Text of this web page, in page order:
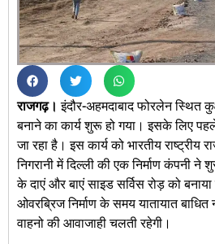
राजगढ़। इंदौर-अहमदाबाद फोरलेन स्थित
बनाने का कार्य शुरू हो गया। इसके लिए
जा रहा है। इस कार्य को भारतीय राष्ट्रीय
निगरानी में दिल्ली की एक निर्माण कंपनी ने
के दाएं और बाएं साइड सर्विस रोड़ को
ओवरब्रिज निर्माण के समय यातायात
वाहनो की आवाजाही चलती रहेगी।